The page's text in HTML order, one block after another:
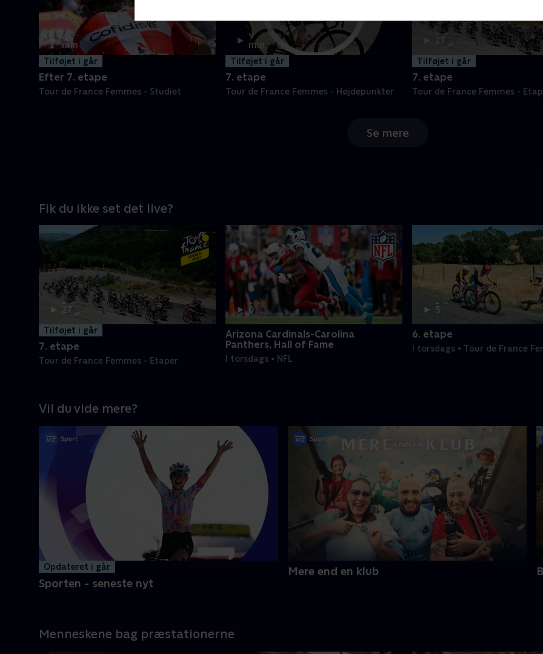
21
min
Tilføjet i går
Efter 7. etape
Tour de France Femmes - Studiet
9
min
Tilføjet i går
7. etape
Tour de France Femmes - Højdepunkter
2 t.
27
Tilføjet i går
7. etape
Tour de France Femmes -
Se mere
Fik du ikke set det live?
2 t.
27
Tilføjet i går
7. etape
Tour de France Femmes - Etaper
3 t.
0
min
Arizona Cardinals-Carolina
Panthers, Hall of Fame
I torsdags • NFL
2 t.
5
min
6. etape
I torsdags • Tour de France
Vil du vide mere?
Opdateret i går
Sporten - seneste nyt
Mere end en klub
Menneskene bag præstationerne